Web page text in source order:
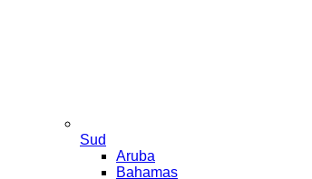
Sud
Aruba
Bahamas